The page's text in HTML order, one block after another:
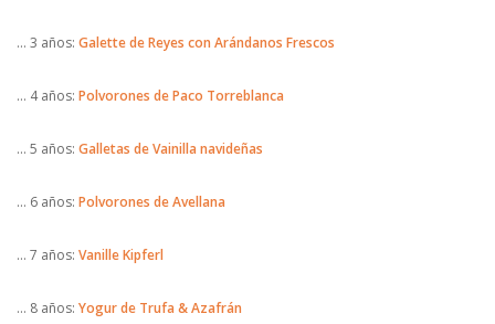
… 3 años: Galette de Reyes con Arándanos Frescos
… 4 años: Polvorones de Paco Torreblanca
… 5 años: Galletas de Vainilla navideñas
… 6 años: Polvorones de Avellana
… 7 años: Vanille Kipferl
… 8 años: Yogur de Trufa & Azafrán